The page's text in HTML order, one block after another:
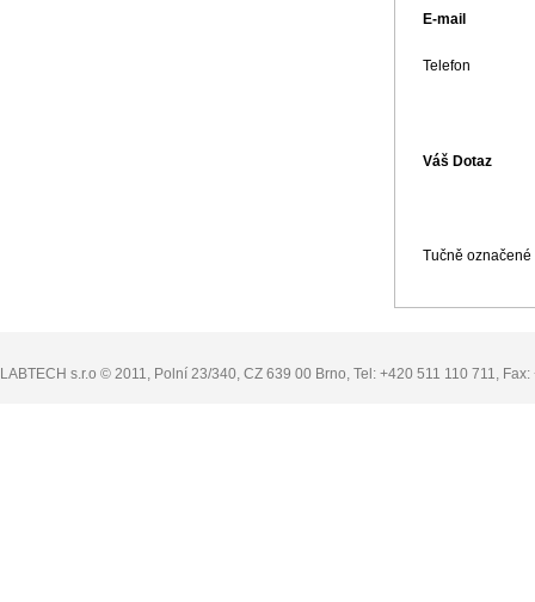
E-mail
Telefon
Váš Dotaz
Tučně
LABTECH s.r.o © 2011, Polní 23/340, CZ 639 00 Brno, Tel: +420 511 110 711,